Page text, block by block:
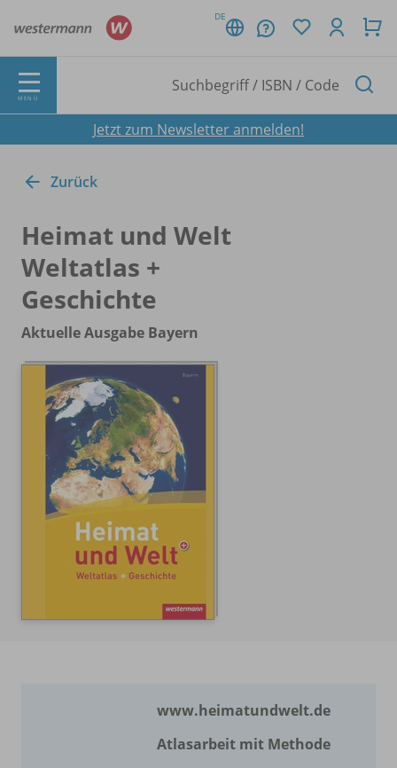
DE
MENÜ
Jetzt zum Newsletter anmelden!
Zurück
Heimat und Welt
Weltatlas +
Geschichte
Aktuelle Ausgabe Bayern
www.heimatundwelt.de
Atlasarbeit mit Methode